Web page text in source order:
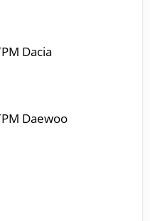
Dacia
Daewoo